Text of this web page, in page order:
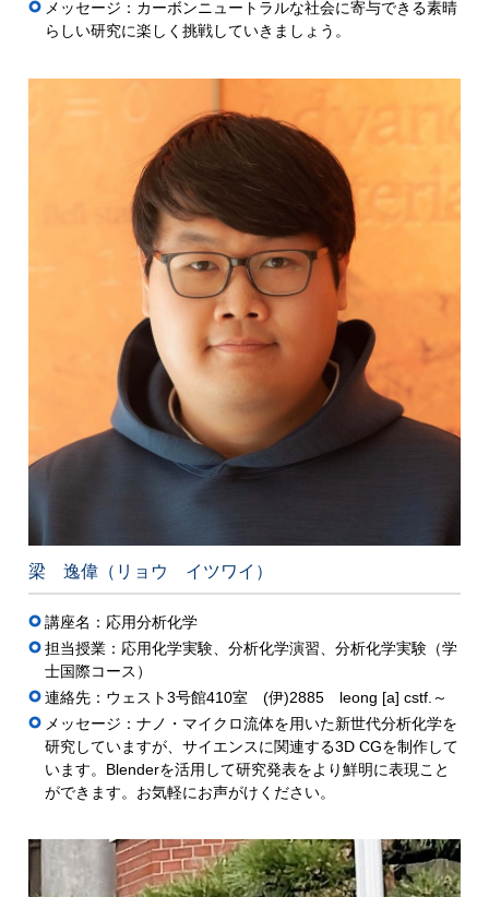
メッセージ：カーボンニュートラルな社会に寄与できる素晴
らしい研究に楽しく挑戦していきましょう。
梁 逸偉（リョウ イツワイ）
講座名：応用分析化学
担当授業：応用化学実験、分析化学演習、分析化学実験（学
士国際コース）
連絡先：ウェスト3号館410室 (伊)2885 leong [a] cstf.～
メッセージ：ナノ・マイクロ流体を用いた新世代分析化学を
研究していますが、サイエンスに関連する3D CGを制作して
います。Blenderを活用して研究発表をより鮮明に表現こと
ができます。お気軽にお声がけください。